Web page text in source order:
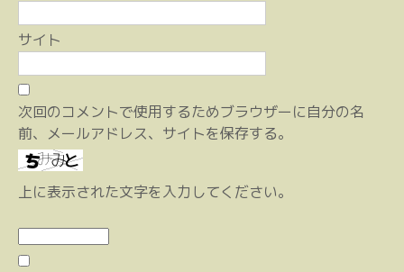
サイト
次回のコメントで使用するためブラウザーに自分の名
前、メールアドレス、サイトを保存する。
上に表示された文字を入力してください。